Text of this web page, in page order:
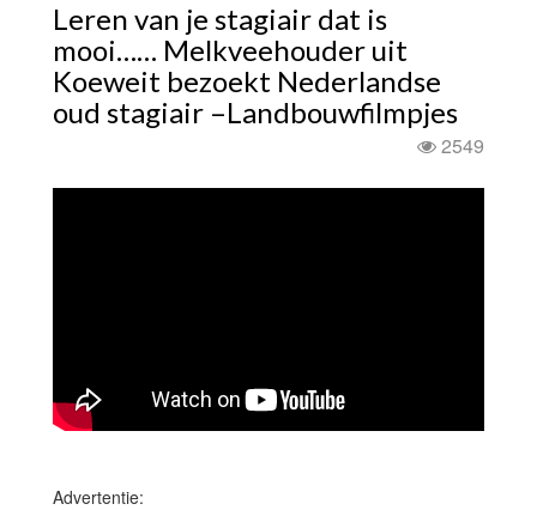
Leren van je stagiair dat is
mooi…… Melkveehouder uit
Koeweit bezoekt Nederlandse
oud stagiair –Landbouwfilmpjes
2549
Advertentie: